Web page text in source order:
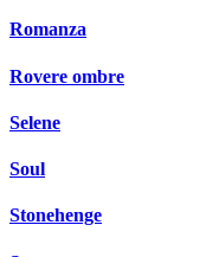
Romanza
Rovere ombre
Selene
Soul
Stonehenge